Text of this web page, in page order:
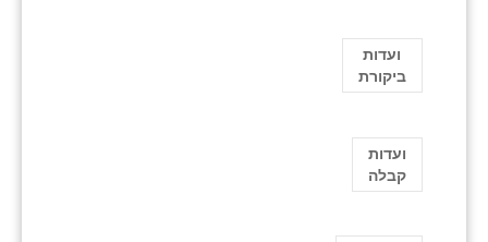
ועדות
ביקורת
ועדות
קבלה